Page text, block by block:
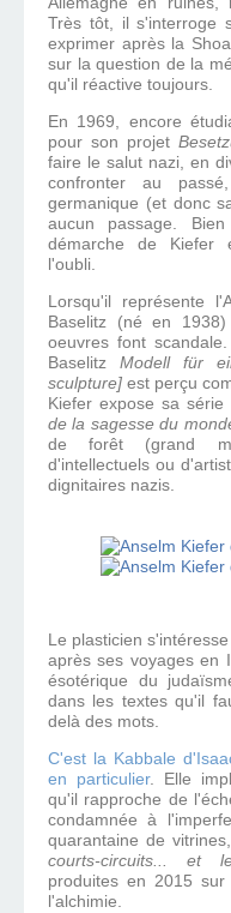
Très tôt, il s'interroge
exprimer après la
sur la question de la
qu'il réactive toujours.
En 1969, encore
pour son projet
faire le salut nazi, en
confronter au
germanique (et donc
aucun passage.
démarche de Kiefer
l'oubli.
Lorsqu'il représente
Baselitz (né en
oeuvres font
Baselitz Modell für
sculpture] est perçu
Kiefer expose sa série
de la sagesse du
de forêt (grand
d'intellectuels ou
dignitaires nazis.
Le plasticien
après ses voyages en
ésotérique du
dans les textes qu'il
delà des mots.
C'est la Kabbale
en particulier. Elle
qu'il rapproche de
condamnée à
quarantaine de
courts-circuits... et
produites en 2015
l'alchimie.